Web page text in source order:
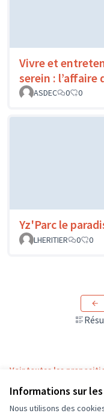
Informations sur
Nous utilisons des
Vivre et
serein : l’affaire
ASDEC
0 0
Yz'Parc le
LHERITIER
0 0
Voir toutes les
Conditions d'utilisation